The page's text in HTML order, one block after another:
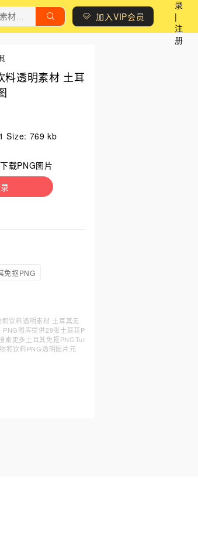
加入VIP会员
录
|
注
册
料透明素材 土耳
Size: 769 kb
载PNG图片
免抠PNG
饮料透明素材 土耳其无
PNG图库提供29张土耳其P
索更多土耳其免抠PNGTur
和饮料PNG透明图片元